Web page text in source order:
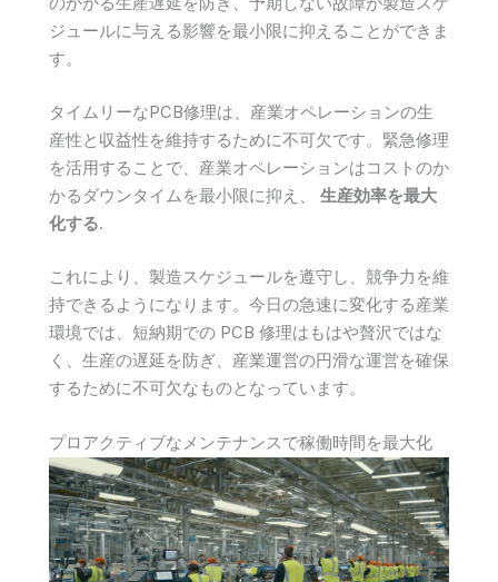
ジュールに与える影響を最小限に抑えることができま
す。
タイムリーなPCB修理は、産業オペレーションの生
産性と収益性を維持するために不可欠です。緊急修理
を活用することで、産業オペレーションはコストのか
かるダウンタイムを最小限に抑え、 生産効率を最大
化する.
これにより、製造スケジュールを遵守し、競争力を維
持できるようになります。今日の急速に変化する産業
環境では、短納期での PCB 修理はもはや贅沢ではな
く、生産の遅延を防ぎ、産業運営の円滑な運営を確保
するために不可欠なものとなっています。
プロアクティブなメンテナンスで稼働時間を最大化